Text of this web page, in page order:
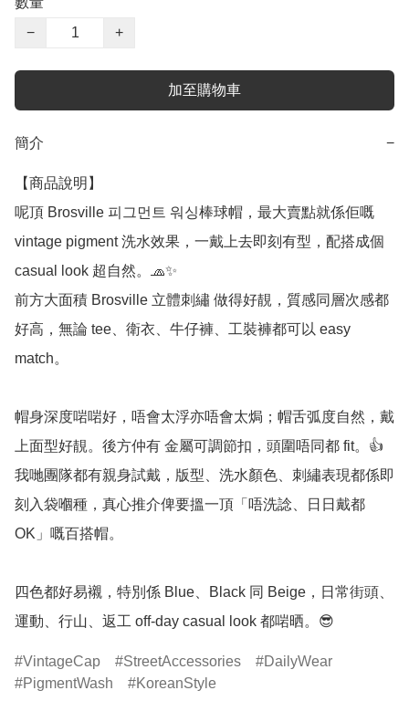
−
+
加至購物車
簡介 −
【商品說明】
呢頂 Brosville 피그먼트 워싱棒球帽，最大賣點就係佢嘅
vintage pigment 洗水效果，一戴上去即刻有型，配搭成個
casual look 超自然。🧢✨
前方大面積 Brosville 立體刺繡 做得好靚，質感同層次感都
好高，無論 tee、衛衣、牛仔褲、工裝褲都可以 easy
match。
帽身深度啱啱好，唔會太浮亦唔會太焗；帽舌弧度自然，戴
上面型好靚。後方仲有 金屬可調節扣，頭圍唔同都 fit。👍
我哋團隊都有親身試戴，版型、洗水顏色、刺繡表現都係即
刻入袋嗰種，真心推介俾要搵一頂「唔洗諗、日日戴都
OK」嘅百搭帽。
四色都好易襯，特別係 Blue、Black 同 Beige，日常街頭、
運動、行山、返工 off-day casual look 都啱晒。😎
VintageCap StreetAccessories
DailyWear
PigmentWash
KoreanStyle